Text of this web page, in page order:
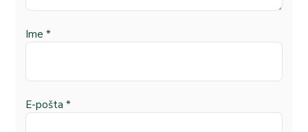
Ime *
E-pošta *